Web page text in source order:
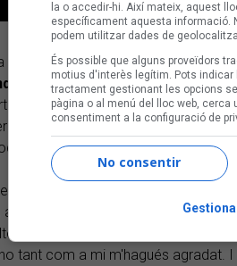
comptat amb el productor Sergi
Txeniava conèixer poc
trobar-me amb el Sergi pel camí i
com una oportunitat de fer realitat
bé totes aquelles cançons que
fa uns anys la carrera de
treballa en la
inquietuds per la música i l'art,
tant com a mi m'hagués agradat. I
la o accedir-hi. Així mateix, aquest
específicament aquesta informació.
podem utilitzar dades de
És possible que alguns proveïdors
motius d'interès legítim. Pots
tractament gestionant les opcions
pàgina o al menú del lloc web, cerca
consentiment a la configuració de
No consentir